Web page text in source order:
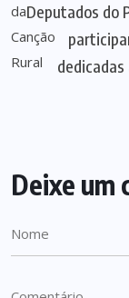
Deputados do
Deixe um